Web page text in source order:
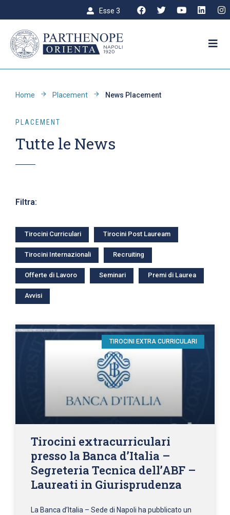
Esse 3
Home Placement News Placement
PLACEMENT
Tutte le News
Filtra:
Tirocini Curriculari Tirocini Post Lauream
Tirocini Internazionali Recruiting
Offerte di Lavoro Seminari Premi di Laurea
Avvisi
TIROCINI EXTRA CURRICULARI
Tirocini extracurriculari
presso la Banca d’Italia –
Segreteria Tecnica dell’ABF –
Laureati in Giurisprudenza
La Banca d’Italia – Sede di Napoli ha pubblicato un